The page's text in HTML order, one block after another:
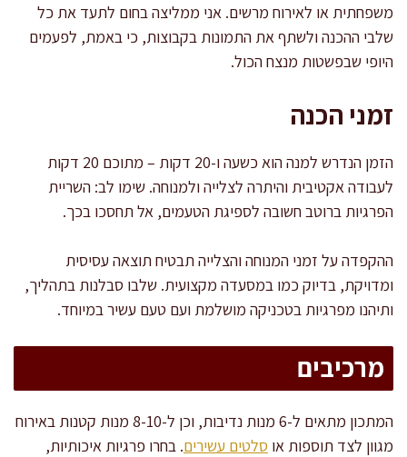
משפחתית או לאירוח מרשים. אני ממליצה בחום לתעד את כל
שלבי ההכנה ולשתף את התמונות בקבוצות, כי באמת, לפעמים
היופי שבפשטות מנצח הכול.
זמני הכנה
הזמן הנדרש למנה הוא כשעה ו-20 דקות – מתוכם 20 דקות
לעבודה אקטיבית והיתרה לצלייה ולמנוחה. שימו לב: השריית
הפרגיות ברוטב חשובה לספיגת הטעמים, אל תחסכו בכך.
ההקפדה על זמני המנוחה והצלייה תבטיח תוצאה עסיסית
ומדויקת, בדיוק כמו במסעדה מקצועית. שלבו סבלנות בתהליך,
ותיהנו מפרגיות בטכניקה מושלמת ועם טעם עשיר במיוחד.
מרכיבים
המתכון מתאים ל-6 מנות נדיבות, וכן ל-8-10 מנות קטנות באירוח
מגוון לצד תוספות או סלטים עשירים. בחרו פרגיות איכותיות,